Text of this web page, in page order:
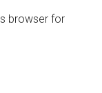
browser for